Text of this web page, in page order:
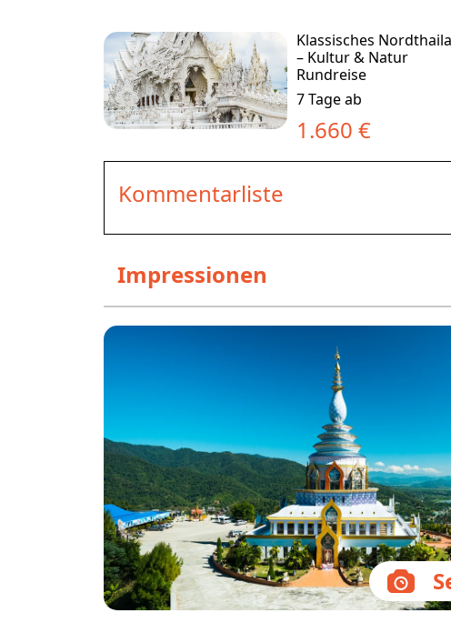
Klassisches
– Kultur & Natur
Rundreise
7 Tage ab
1.660 €
Kommentarliste
Impressionen